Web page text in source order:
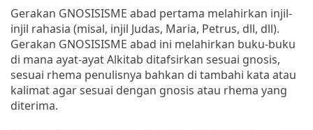
Gerakan GNOSISISME abad pertama melahirkan injil-
injil rahasia (misal, injil Judas, Maria, Petrus, dll, dll).
Gerakan GNOSISISME abad ini melahirkan buku-buku
di mana ayat-ayat Alkitab ditafsirkan sesuai gnosis,
sesuai rhema penulisnya bahkan di tambahi kata atau
kalimat agar sesuai dengan gnosis atau rhema yang
diterima.